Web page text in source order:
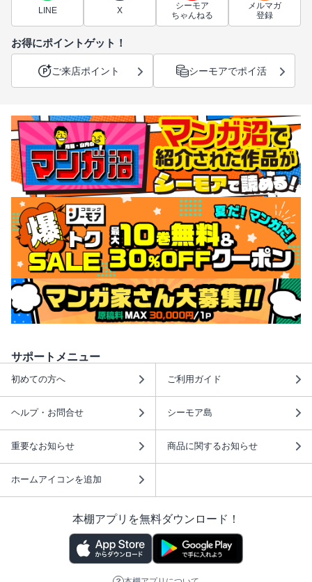
LINE X
シーモア
ちゃんねる
メルマガ
登録
お得にポイントゲット！
ご来店ポイント シーモアでポイ活
サポートメニュー
初めての方へ ご利用ガイド
ヘルプ・お問合せ シーモア島
重要なお知らせ 商品に関するお知らせ
ホームアイコンを追加
本棚アプリを無料ダウンロード！